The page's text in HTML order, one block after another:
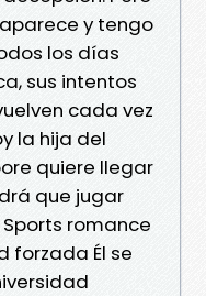
y tengo
los días
sus intentos
cada vez
la hija del
quiere llegar
que jugar
romance
forzada Él se